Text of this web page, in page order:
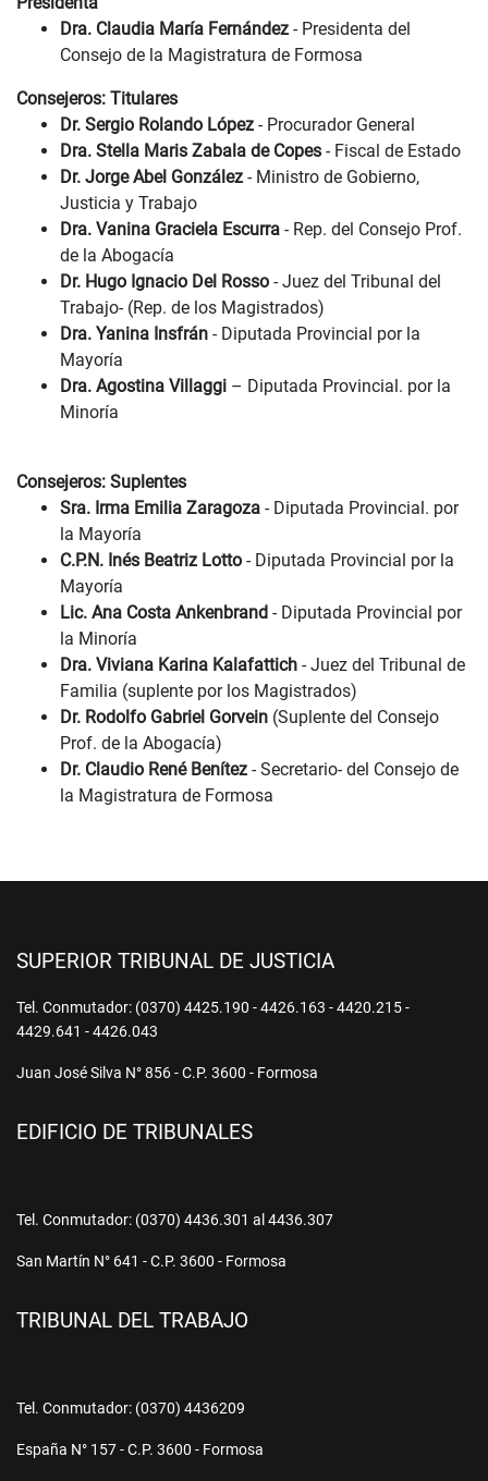
Dra. Claudia María Fernández - Presidenta del
Consejo de la Magistratura de Formosa
Consejeros: Titulares
Dr. Sergio Rolando López - Procurador General
Dra. Stella Maris Zabala de Copes - Fiscal de Estado
Dr. Jorge Abel González - Ministro de Gobierno,
Justicia y Trabajo
Dra. Vanina Graciela Escurra - Rep. del Consejo Prof.
de la Abogacía
Dr. Hugo Ignacio Del Rosso - Juez del Tribunal del
Trabajo- (Rep. de los Magistrados)
Dra. Yanina Insfrán - Diputada Provincial por la
Mayoría
Dra. Agostina Villaggi – Diputada Provincial. por la
Minoría
Consejeros: Suplentes
Sra. Irma Emilia Zaragoza - Diputada Provincial. por
la Mayoría
C.P.N. Inés Beatriz Lotto - Diputada Provincial por la
Mayoría
Lic. Ana Costa Ankenbrand - Diputada Provincial por
la Minoría
Dra. Viviana Karina Kalafattich - Juez del Tribunal de
Familia (suplente por los Magistrados)
Dr. Rodolfo Gabriel Gorvein (Suplente del Consejo
Prof. de la Abogacía)
Dr. Claudio René Benítez - Secretario- del Consejo de
la Magistratura de Formosa
SUPERIOR TRIBUNAL DE JUSTICIA
Tel. Conmutador: (0370) 4425.190 - 4426.163 - 4420.215 -
4429.641 - 4426.043
Juan José Silva N° 856 - C.P. 3600 - Formosa
EDIFICIO DE TRIBUNALES
Tel. Conmutador: (0370) 4436.301 al 4436.307
San Martín N° 641 - C.P. 3600 - Formosa
TRIBUNAL DEL TRABAJO
Tel. Conmutador: (0370) 4436209
España N° 157 - C.P. 3600 - Formosa